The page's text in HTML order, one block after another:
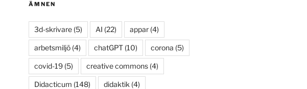
ÄMNEN
3d-skrivare(5) AI (22) appar(4)
arbetsmiljö(4) chatGPT(10) corona (5)
covid-19(5) creative commons(4)
Didacticum (148) didaktik (4)